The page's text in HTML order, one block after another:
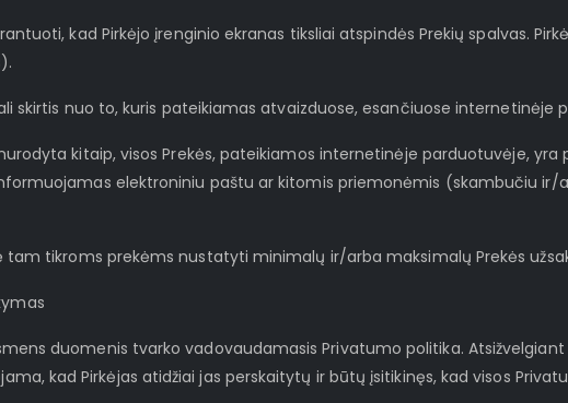
kad Pirkėjo įrenginio ekranas tiksliai atspindės Prekių spalvas.
skirtis nuo to, kuris pateikiamas atvaizduose, esančiuose internetinėje
kitaip, visos Prekės, pateikiamos internetinėje parduotuvėje, yra
elektroniniu paštu ar kitomis priemonėmis (skambučiu ir/
tam tikroms prekėms nustatyti minimalų ir/arba maksimalų Prekės
duomenis tvarko vadovaudamasis Privatumo politika.
kad Pirkėjas atidžiai jas perskaitytų ir būtų įsitikinęs, kad visos